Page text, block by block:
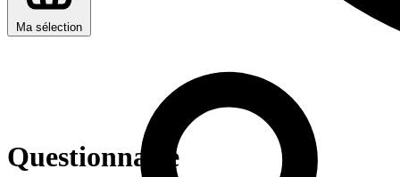
Ma sélection
Questionnaire